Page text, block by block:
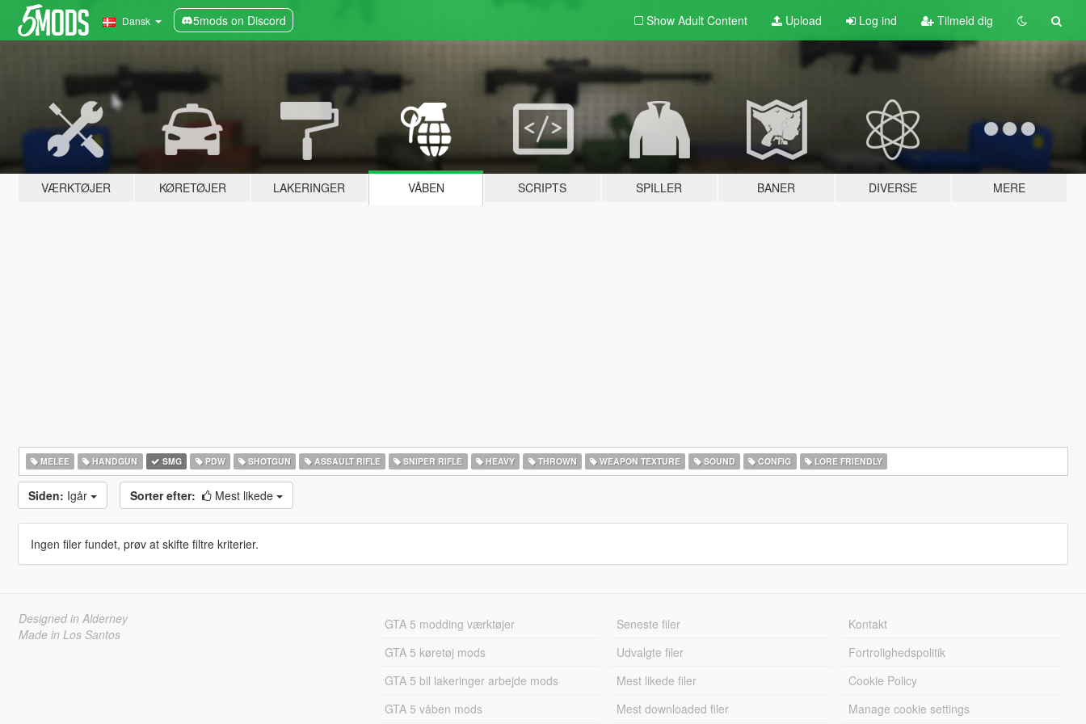
Dansk 5mods on Discord Show Adult Content Upload Log ind Tilmeld dig
VÆRKTØJER KØRETØJER LAKERINGER VÅBEN SCRIPTS SPILLER BANER DIVERSE MERE
MELEE HANDGUN SMG PDW SHOTGUN ASSAULT RIFLE SNIPER RIFLE HEAVY THROWN WEAPON TEXTURE SOUND CONFIG LORE FRIENDLY
Siden: Igår Sorter efter: Mest likede
Ingen filer fundet, prøv at skifte filtre kriterier.
Designed in Alderney
Made in Los Santos
GTA 5 modding værktøjer
GTA 5 køretøj mods
GTA 5 bil lakeringer arbejde mods
GTA 5 våben mods
Seneste filer
Udvalgte filer
Mest likede filer
Mest downloaded filer
Kontakt
Fortrolighedspolitik
Cookie Policy
Manage cookie settings